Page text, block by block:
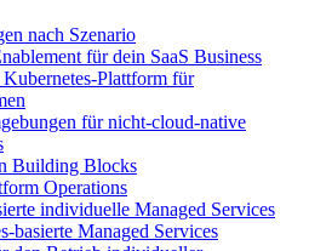
nach Szenario
für dein SaaS Business
Plattform für
für nicht-cloud-native
Building Blocks
Operations
individuelle Managed Services
basierte Managed Services